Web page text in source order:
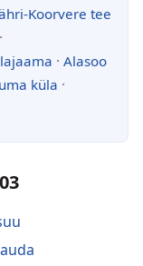
Koorvere tee
·
· Alasoo
küla ·